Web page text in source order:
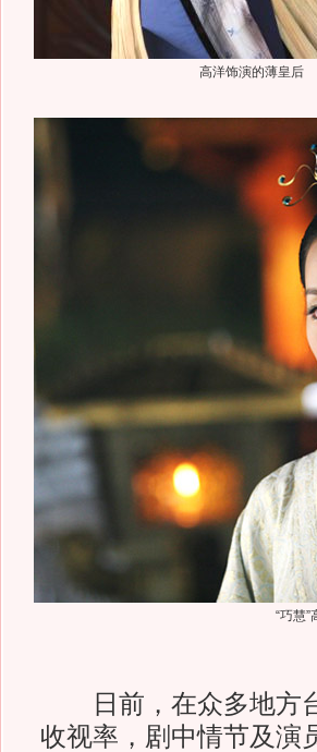
高洋饰演的薄皇后
“巧慧”
日前，在众多地方台
收视率，剧中情节及演